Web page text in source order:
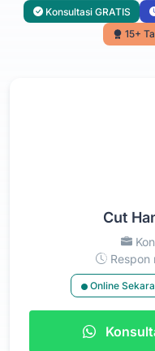
Konsultasi GRATIS
15+
Cut
Respon
Online